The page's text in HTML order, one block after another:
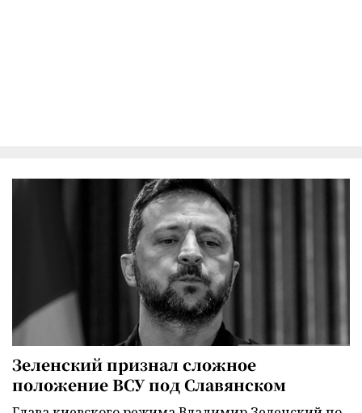
Зеленский признал сложное
положение ВСУ под Славянском